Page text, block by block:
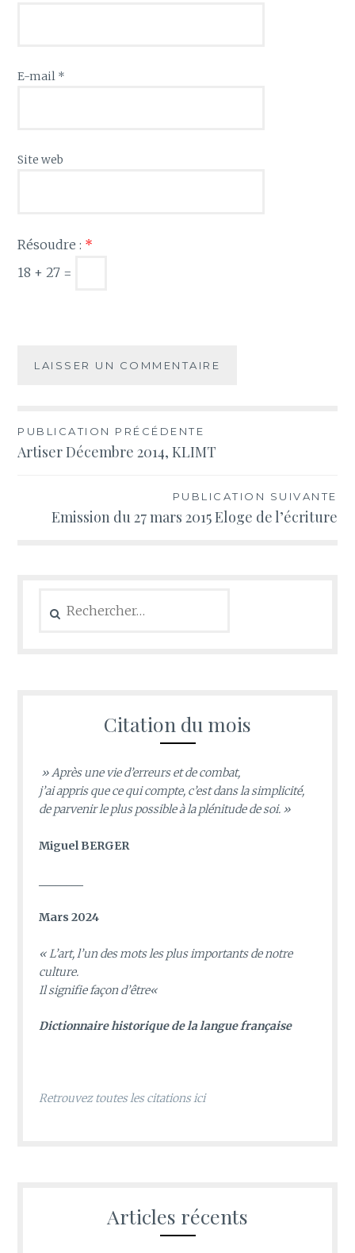
E-mail *
Site web
Résoudre : *
18 + 27 =
Navigation
de
PUBLICATION PRÉCÉDENTE
Artiser Décembre 2014, KLIMT
PUBLICATION SUIVANTE
Emission du 27 mars 2015 Eloge de l’écriture
Citation du mois
» Après une vie d’erreurs et de combat,
j’ai appris que ce qui compte, c’est dans la simplicité,
de parvenir le plus possible à la plénitude de soi. »
Miguel BERGER
Mars 2024
«L’art, l’un des mots les plus importants de notre
culture.
Il signifie façon d’être«
Dictionnaire historique de la langue française
Retrouvez toutes les citations ici
Articles récents